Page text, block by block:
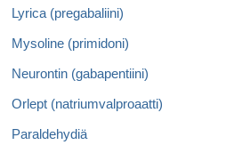
Lyrica (pregabaliini)
Mysoline (primidoni)
Neurontin (gabapentiini)
Orlept (natriumvalproaatti)
Paraldehydiä